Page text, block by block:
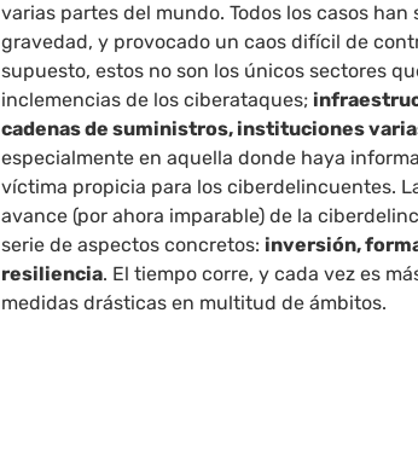
varias partes del mundo. Todos los casos han
gravedad, y provocado un caos difícil de
supuesto, estos no son los únicos sectores
inclemencias de los ciberataques;
cadenas de suministros, instituciones
especialmente en aquella donde haya
víctima propicia para los ciberdelincuentes.
avance (por ahora imparable) de la
serie de aspectos concretos: inversión,
resiliencia. El tiempo corre, y cada vez es
medidas drásticas en multitud de ámbitos.